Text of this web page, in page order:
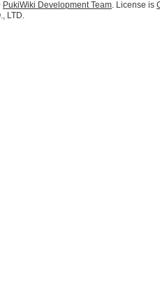
PukiWiki Development Team. License is
LTD.